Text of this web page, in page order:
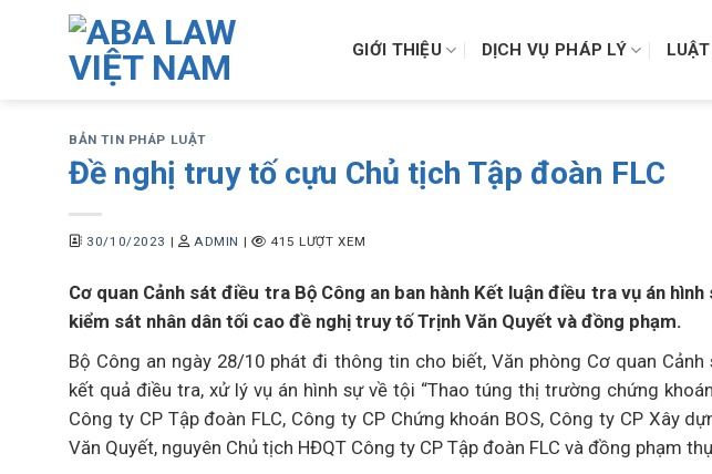
GIỚI THIỆU DỊCH VỤ PHÁP LÝ
BẢN TIN PHÁP LUẬT
Đề nghị truy tố cựu Chủ tịch Tập đoàn FLC
30/10/2023 | ADMIN | 415 LƯỢT XEM
Cơ quan Cảnh sát điều tra Bộ Công an ban hành Kết luận điều tra vụ án
kiểm sát nhân dân tối cao đề nghị truy tố Trịnh Văn Quyết và đồng phạm.
Bộ Công an ngày 28/10 phát đi thông tin cho biết, Văn phòng Cơ quan
kết quả điều tra, xử lý vụ án hình sự về tội “Thao túng thị trường chứng
Công ty CP Tập đoàn FLC, Công ty CP Chứng khoán BOS, Công ty CP Xây
Văn Quyết, nguyên Chủ tịch HĐQT Công ty CP Tập đoàn FLC và đồng phạm